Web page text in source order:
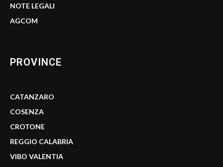
NOTE LEGALI
AGCOM
PROVINCE
CATANZARO
COSENZA
CROTONE
REGGIO CALABRIA
VIBO VALENTIA